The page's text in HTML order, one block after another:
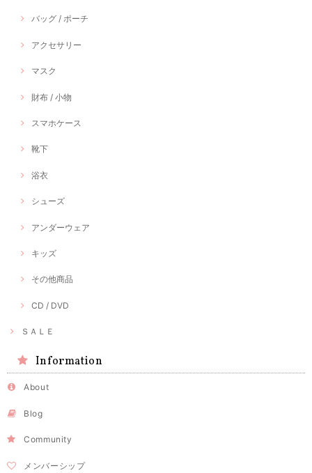
バッグ / ポーチ
アクセサリー
マスク
財布 / 小物
スマホケース
靴下
浴衣
シューズ
アンダーウェア
キッズ
その他商品
CD / DVD
ＳＡＬＥ
Information
About
Blog
Community
メンバーシップ